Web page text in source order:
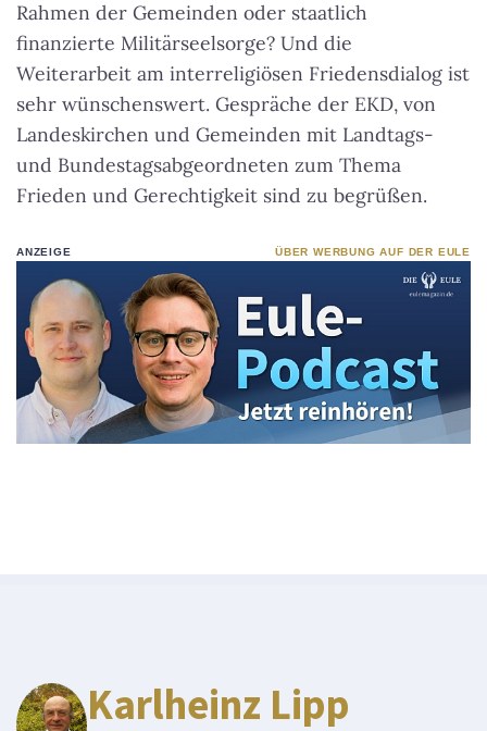
Rahmen der Gemeinden oder staatlich
finanzierte Militärseelsorge? Und die
Weiterarbeit am interreligiösen Friedensdialog ist
sehr wünschenswert. Gespräche der EKD, von
Landeskirchen und Gemeinden mit Landtags-
und Bundestagsabgeordneten zum Thema
Frieden und Gerechtigkeit sind zu begrüßen.
ANZEIGE ÜBER WERBUNG AUF DER EULE
Karlheinz Lipp